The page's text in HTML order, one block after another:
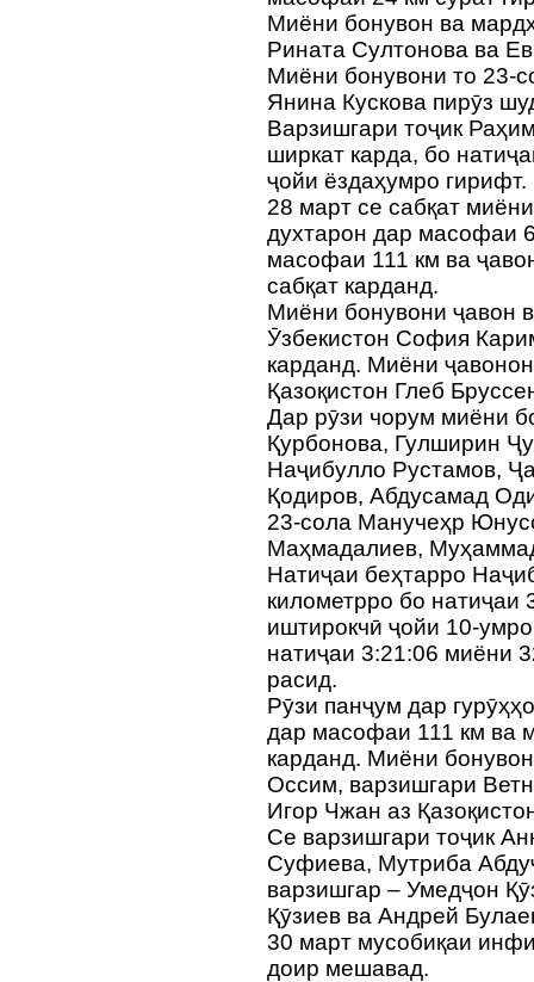
Миёни бонувон ва
Рината Султонова ва
Миёни бонувони то 23-
Янина Кускова пирӯз
Варзишгари тоҷик
ширкат карда, бо
ҷойи ёздаҳумро гирифт.
28 март се сабқат
духтарон дар масофаи
масофаи 111 км ва
сабқат карданд.
Миёни бонувони ҷавон
Ӯзбекистон София
карданд. Миёни
Қазоқистон Глеб
Дар рӯзи чорум миёни
Қурбонова, Гулширин
Наҷибулло Рустамов,
Қодиров, Абдусамад
23-сола Манучеҳр
Маҳмадалиев,
Натиҷаи беҳтарро
километрро бо натиҷаи
иштирокчӣ ҷойи 10-
натиҷаи 3:21:06 миёни
расид.
Рӯзи панҷум дар
дар масофаи 111 км ва
карданд. Миёни
Оссим, варзишгари
Игор Чжан аз
Се варзишгари тоҷик
Суфиева, Мутриба
варзишгар – Умедҷон
Қӯзиев ва Андрей
30 март мусобиқаи
доир мешавад.